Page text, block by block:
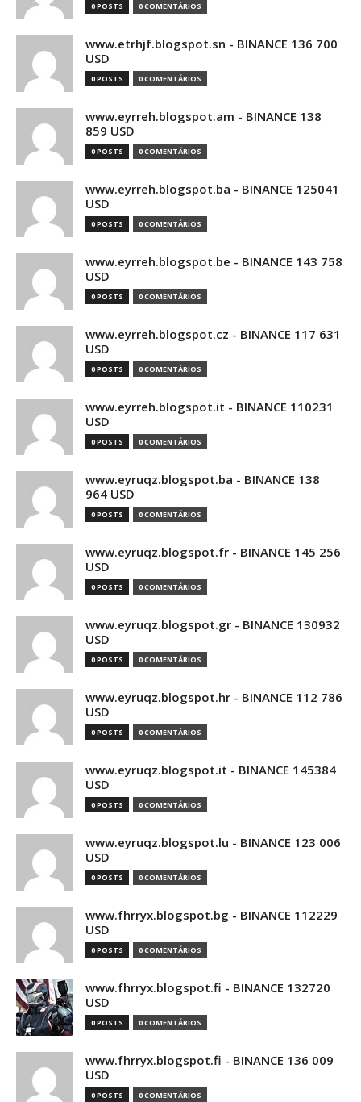
0 POSTS 0 COMENTÁRIOS
www.etrhjf.blogspot.sn - BINANCE 136 700
USD
0 POSTS 0 COMENTÁRIOS
www.eyrreh.blogspot.am - BINANCE 138
859 USD
0 POSTS 0 COMENTÁRIOS
www.eyrreh.blogspot.ba - BINANCE 125041
USD
0 POSTS 0 COMENTÁRIOS
www.eyrreh.blogspot.be - BINANCE 143 758
USD
0 POSTS 0 COMENTÁRIOS
www.eyrreh.blogspot.cz - BINANCE 117 631
USD
0 POSTS 0 COMENTÁRIOS
www.eyrreh.blogspot.it - BINANCE 110231
USD
0 POSTS 0 COMENTÁRIOS
www.eyruqz.blogspot.ba - BINANCE 138
964 USD
0 POSTS 0 COMENTÁRIOS
www.eyruqz.blogspot.fr - BINANCE 145 256
USD
0 POSTS 0 COMENTÁRIOS
www.eyruqz.blogspot.gr - BINANCE 130932
USD
0 POSTS 0 COMENTÁRIOS
www.eyruqz.blogspot.hr - BINANCE 112 786
USD
0 POSTS 0 COMENTÁRIOS
www.eyruqz.blogspot.it - BINANCE 145384
USD
0 POSTS 0 COMENTÁRIOS
www.eyruqz.blogspot.lu - BINANCE 123 006
USD
0 POSTS 0 COMENTÁRIOS
www.fhrryx.blogspot.bg - BINANCE 112229
USD
0 POSTS 0 COMENTÁRIOS
www.fhrryx.blogspot.fi - BINANCE 132720
USD
0 POSTS 0 COMENTÁRIOS
www.fhrryx.blogspot.fi - BINANCE 136 009
USD
0 POSTS 0 COMENTÁRIOS